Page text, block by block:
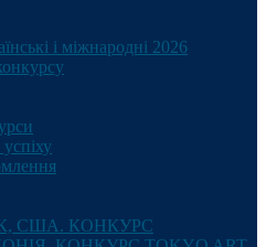
і міжнародні 2026
США. КОНКУРС